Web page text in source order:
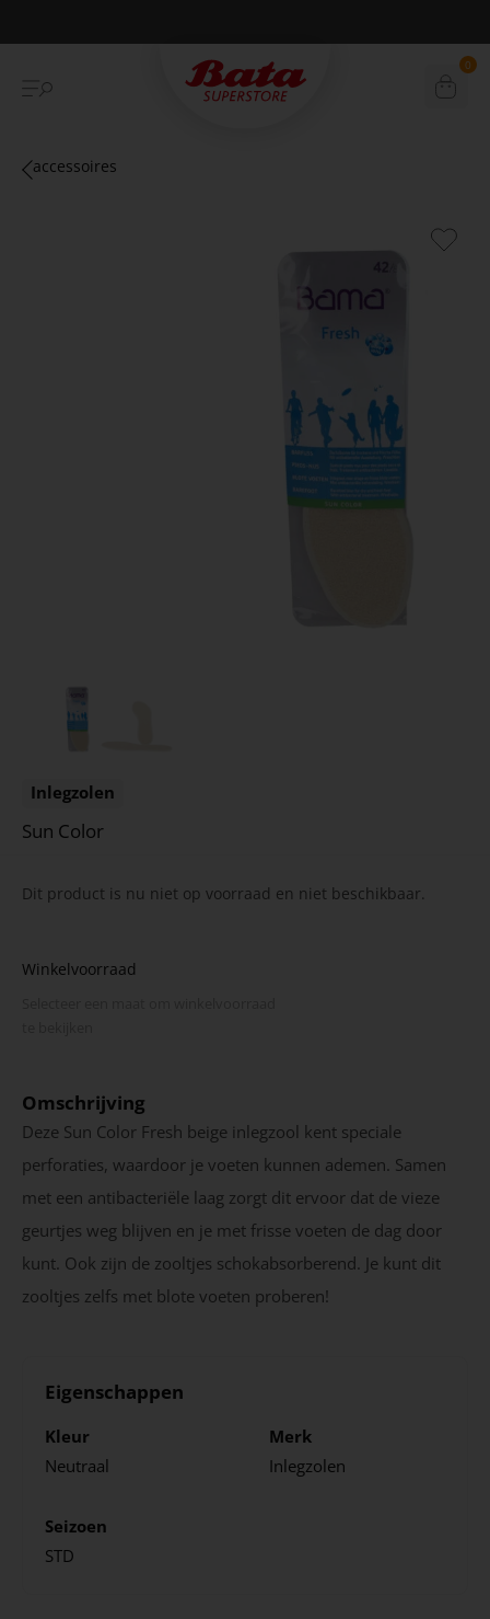
Betaal achteraf met Klarna 0
accessoires
Inlegzolen
Sun Color
Dit product is nu niet op voorraad en niet beschikbaar.
Winkelvoorraad
Omschrijving
Deze Sun Color Fresh beige inlegzool kent speciale
perforaties, waardoor je voeten kunnen ademen. Samen
met een antibacteriële laag zorgt dit ervoor dat de vieze
geurtjes weg blijven en je met frisse voeten de dag door
kunt. Ook zijn de zooltjes schokabsorberend. Je kunt dit
zooltjes zelfs met blote voeten proberen!
Eigenschappen
Kleur
Neutraal
Merk
Inlegzolen
Seizoen
STD